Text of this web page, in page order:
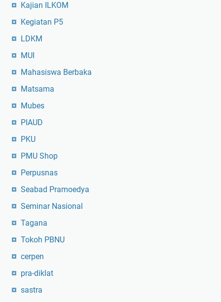
Kajian ILKOM
Kegiatan P5
LDKM
MUI
Mahasiswa Berbaka
Matsama
Mubes
PIAUD
PKU
PMU Shop
Perpusnas
Seabad Pramoedya
Seminar Nasional
Tagana
Tokoh PBNU
cerpen
pra-diklat
sastra